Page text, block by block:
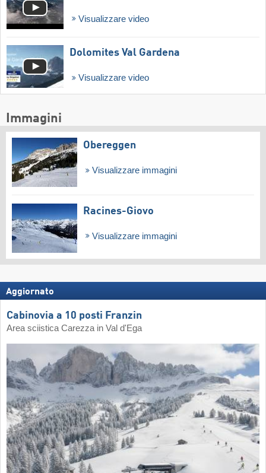
Visualizzare video
Dolomites Val Gardena
Visualizzare video
Immagini
Obereggen
Visualizzare immagini
Racines-Giovo
Visualizzare immagini
Aggiornato
Cabinovia a 10 posti Franzin
Area sciistica Carezza in Val d'Ega